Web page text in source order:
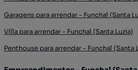
Garagens para arrendar - Funchal (Santa
Villa para arrendar - Funchal (Santa Luzia)
Penthouse para arrendar - Funchal (Santa